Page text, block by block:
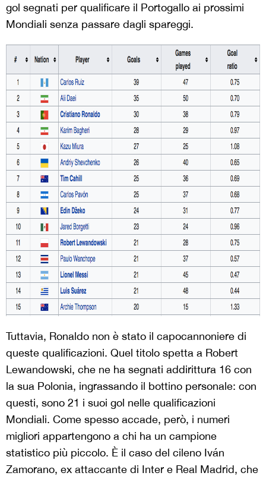
gol segnati per qualificare il Portogallo ai prossimi
Mondiali senza passare dagli spareggi.
Tuttavia, Ronaldo non è stato il capocannoniere di
queste qualificazioni. Quel titolo spetta a Robert
Lewandowski, che ne ha segnati addirittura 16 con
la sua Polonia, ingrassando il bottino personale: con
questi, sono 21 i suoi gol nelle qualificazioni
Mondiali. Come spesso accade, però, i numeri
migliori appartengono a chi ha un campione
statistico più piccolo. È il caso del cileno Iván
Zamorano, ex attaccante di Inter e Real Madrid, che